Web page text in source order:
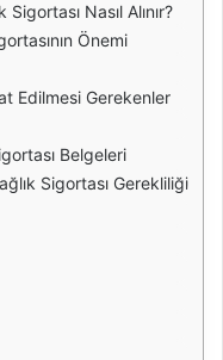
Nasıl Alınır?
Önemi
Edilmesi Gerekenler
Belgeleri
Sigortası Gerekliliği